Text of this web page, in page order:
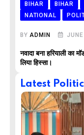
BIHAR BIHAR
NATIONAL
BYADMIN
नवादा बना हरियाली का
लिया हिस्सा।
Latest